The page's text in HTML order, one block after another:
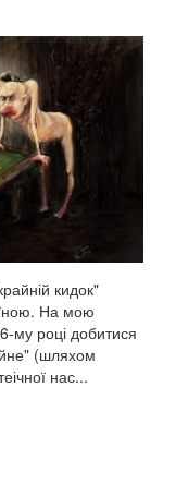
кидок"
На мою
му році добитися
(шляхом
нас...